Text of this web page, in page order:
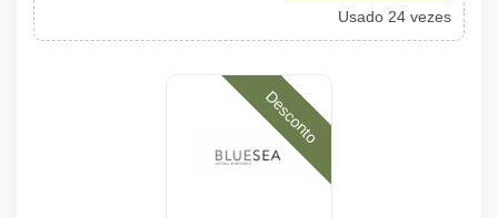
Usado 24 vezes
Desconto